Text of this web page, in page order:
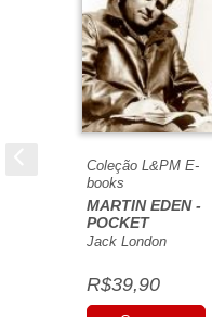
Coleção L&PM E-
books
MARTIN EDEN -
POCKET
Jack London
R$39,90